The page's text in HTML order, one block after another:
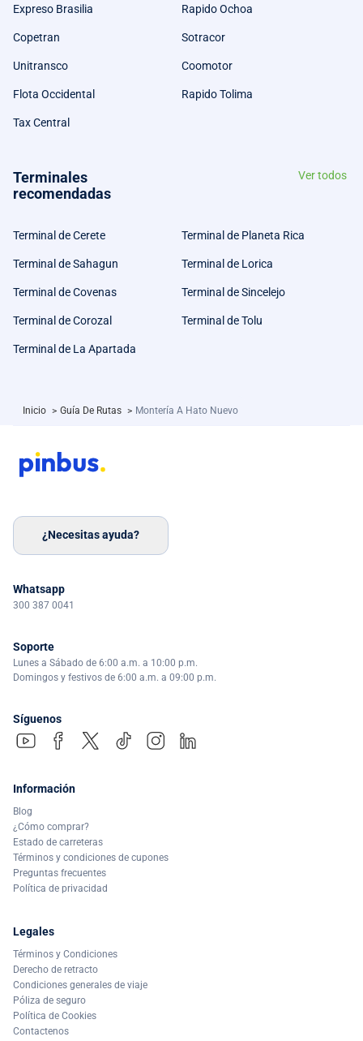
Expreso Brasilia Rapido Ochoa
Copetran Sotracor
Unitransco Coomotor
Flota Occidental Rapido Tolima
Tax Central
Terminales
recomendadas
Ver todos
Terminal de Cerete Terminal de Planeta Rica
Terminal de Sahagun Terminal de Lorica
Terminal de Covenas Terminal de Sincelejo
Terminal de Corozal Terminal de Tolu
Terminal de La Apartada
Inicio > Guía De Rutas > Montería A Hato Nuevo
¿Necesitas ayuda?
Whatsapp
300 387 0041
Soporte
Lunes a Sábado de 6:00 a.m. a 10:00 p.m.
Domingos y festivos de 6:00 a.m. a 09:00 p.m.
Síguenos
Información
Blog
¿Cómo comprar?
Estado de carreteras
Términos y condiciones de cupones
Preguntas frecuentes
Política de privacidad
Legales
Términos y Condiciones
Derecho de retracto
Condiciones generales de viaje
Póliza de seguro
Política de Cookies
Contactenos